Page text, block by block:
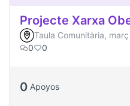
Projecte Xarxa
Taula Comunitària,
0
0
0 Apoyos